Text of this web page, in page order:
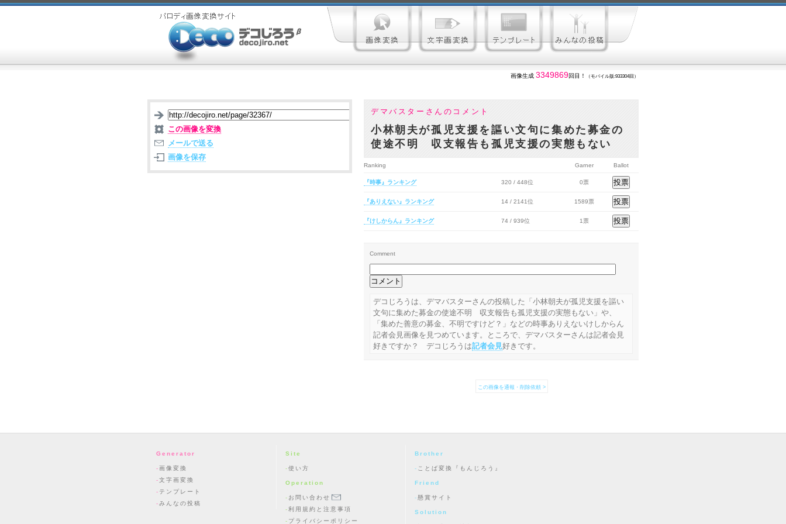
画像生成 3349869回目！ （モバイル版:933304回）
デマバスターさんのコメント
小林朝夫が孤児支援を謳い文句に集めた募金の
使途不明 収支報告も孤児支援の実態もない
この画像を変換
メールで送る
画像を保存
Ranking Garner Ballot
『時事』ランキング 320 / 448位 0票
『ありえない』ランキング 14 / 2141位 1589票
『けしからん』ランキング 74 / 939位 1票
Comment
デコじろうは、デマバスターさんの投稿した「小林朝夫が孤児支援を謳い
文句に集めた募金の使途不明 収支報告も孤児支援の実態もない」や、
「集めた善意の募金、不明ですけど？」などの時事ありえないけしからん
記者会見画像を見つめています。ところで、デマバスターさんは記者会見
好きですか？ デコじろうは記者会見好きです。
この画像を通報・削除依頼 >
Generator
画像変換
文字画変換
テンプレート
みんなの投稿
Site
使い方
Operation
お問い合わせ
利用規約と注意事項
プライバシーポリシー
Brother
ことば変換『もんじろう』
Friend
懸賞サイト
Solution